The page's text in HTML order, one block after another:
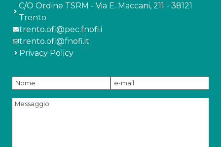
C/O Ordine TSRM - Via E. Maccani, 211 - 38121
Trento
trento.ofi@pec.fnofi.i
trento.ofi@fnofi.it
Privacy Policy